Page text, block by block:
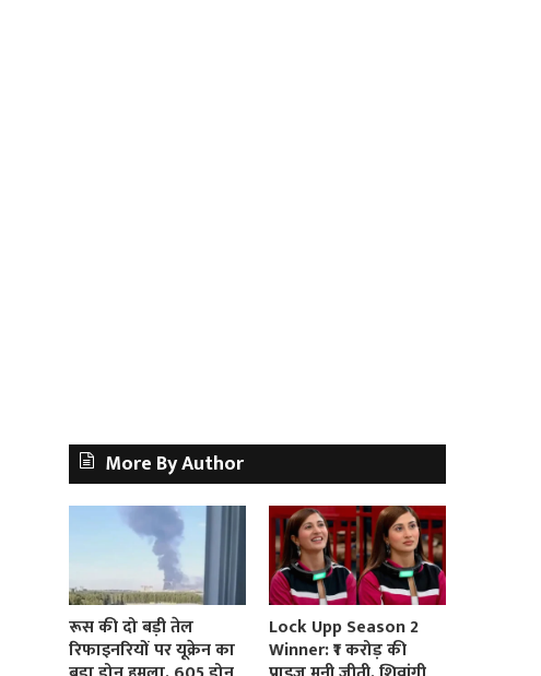
More By Author
रूस की दो बड़ी तेल
रिफाइनरियों पर यूक्रेन का
Lock Upp Season 2
Winner: ₹1 करोड़ की